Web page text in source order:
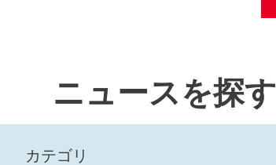
ニュースを探す
カテゴリ